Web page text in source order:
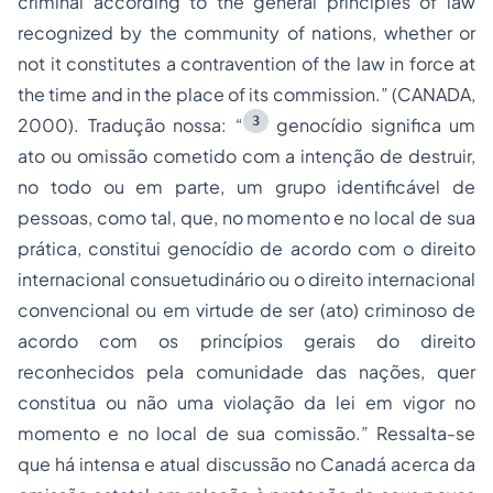
recognized by the community of nations, whether or
not it constitutes a contravention of the law in force at
the time and in the place of its commission.” (CANADA,
2000). Tradução nossa: “
3 genocídio significa um
ato ou omissão cometido com a intenção de destruir,
no todo ou em parte, um grupo identificável de
pessoas, como tal, que, no momento e no local de sua
prática, constitui genocídio de acordo com o direito
internacional consuetudinário ou o direito internacional
convencional ou em virtude de ser (ato) criminoso de
acordo com os princípios gerais do direito
reconhecidos pela comunidade das nações, quer
constitua ou não uma violação da lei em vigor no
momento e no local de sua comissão.” Ressalta-se
que há intensa e atual discussão no Canadá acerca da